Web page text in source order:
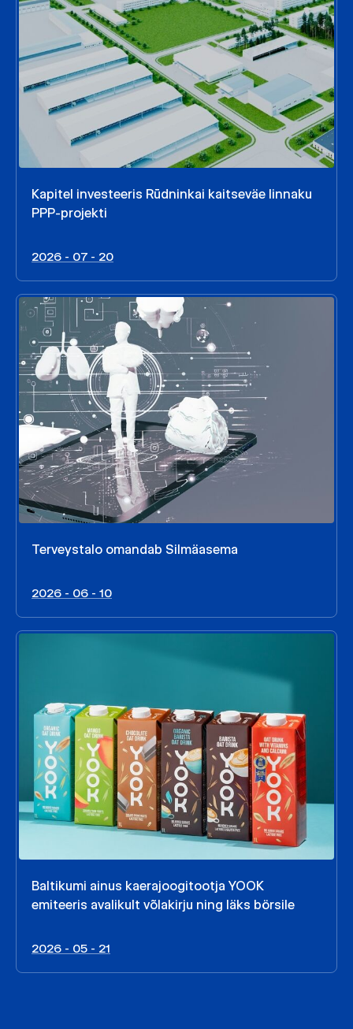
Kapitel investeeris Rūdninkai kaitseväe linnaku
PPP-projekti
2026 - 07 - 20
Terveystalo omandab Silmäasema
2026 - 06 - 10
Baltikumi ainus kaerajoogitootja YOOK
emiteeris avalikult võlakirju ning läks börsile
2026 - 05 - 21